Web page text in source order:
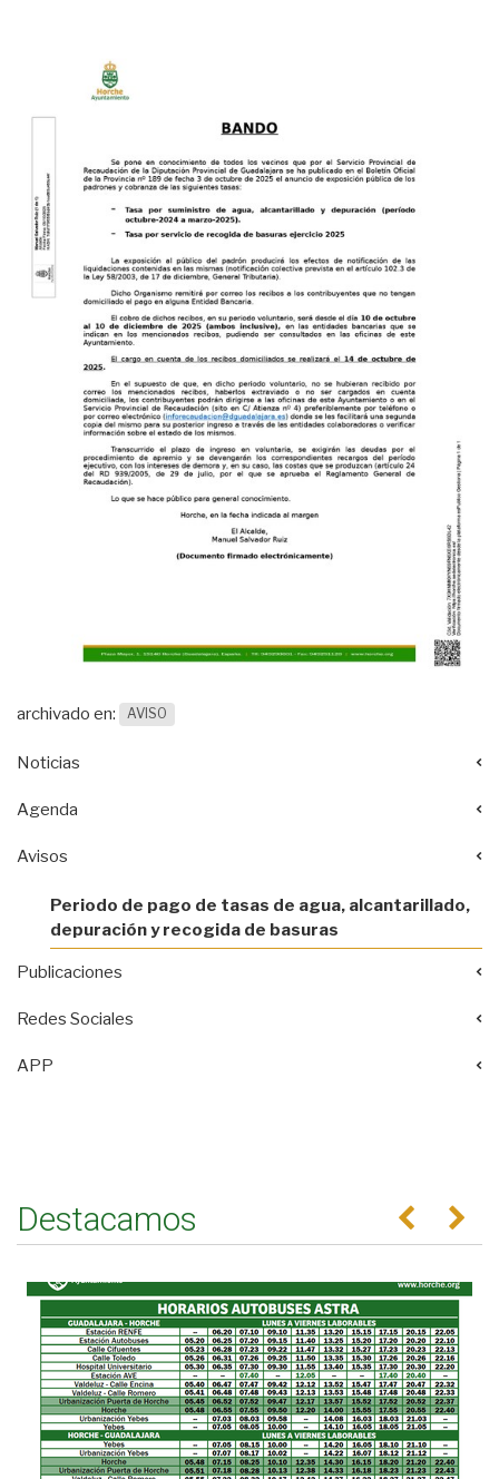
archivado en: AVISO
Noticias
Agenda
Avisos
Periodo de pago de tasas de agua, alcantarillado,
depuración y recogida de basuras
Publicaciones
Redes Sociales
APP
Destacamos Anterior